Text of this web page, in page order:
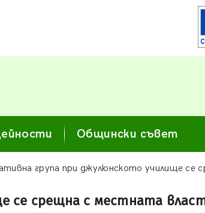
Общински съвет
група при джулюнското училище се
се срещна с местната